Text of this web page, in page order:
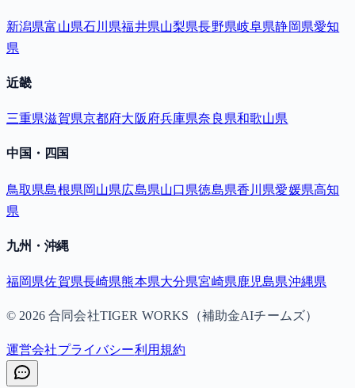
新潟県富山県石川県福井県山梨県長野県岐阜県静岡県愛知
県
近畿
三重県滋賀県京都府大阪府兵庫県奈良県和歌山県
中国・四国
鳥取県島根県岡山県広島県山口県徳島県香川県愛媛県高知
県
九州・沖縄
福岡県佐賀県長崎県熊本県大分県宮崎県鹿児島県沖縄県
© 2026合同会社TIGER WORKS（補助金AIチームズ）
運営会社プライバシー利用規約